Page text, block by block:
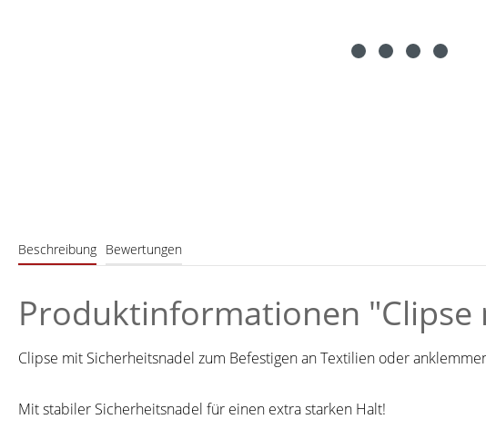
Beschreibung Bewertungen
Produktinformationen "Clipse
Clipse mit Sicherheitsnadel zum Befestigen an Textilien oder
Mit stabiler Sicherheitsnadel für einen extra starken Halt!